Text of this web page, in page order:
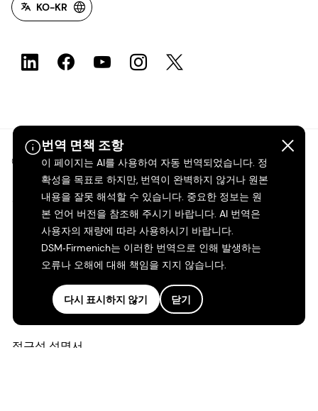
번역 면책 조항
이 페이지는 AI를 사용하여 자동 번역되었습니다. 정
확성을 목표로 하지만, 번역이 완벽하지 않거나 원본
내용을 잘못 해석할 수 있습니다. 중요한 정보는 원
본 언어 버전을 참조해 주시기 바랍니다. AI 번역은
사용자의 재량에 따라 사용하시기 바랍니다.
DSM‑Firmenich는 이러한 번역으로 인해 발생하는
오류나 오해에 대해 책임을 지지 않습니다.
다시 표시하지 않기 닫기
KO-KR
©2026 dsm-firmenich. 모든 권리 보유.
개인정보 보호 고지
이용 약관
캘리포니아 투명성
접근성 성명서